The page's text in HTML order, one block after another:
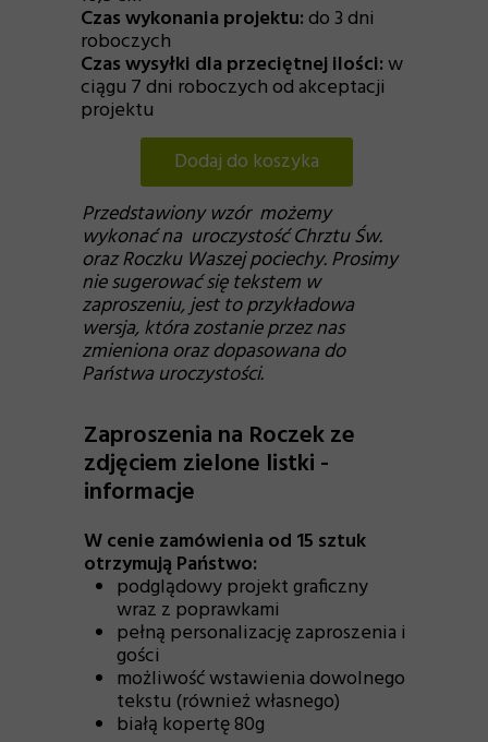
Przedstawiony wzór możemy
wykonać na uroczystość Chrztu Św.
oraz Roczku Waszej pociechy. Prosimy
nie sugerować się tekstem w
zaproszeniu, jest to przykładowa
wersja, która zostanie przez nas
zmieniona oraz dopasowana do
Państwa uroczystości.
Dodaj do koszyka
Czas wykonania projektu:do 3 dni
roboczych
Czas wysyłki dla przeciętnej ilości:w
ciągu 7 dni roboczych od akceptacji
projektu
Zaproszenia na Roczek ze
zdjęciem zielone listki -
informacje
W cenie zamówienia od 15 sztuk
otrzymują Państwo:
podglądowy projekt graficzny
wraz z poprawkami
pełną personalizację zaproszenia i
gości
możliwość wstawienia dowolnego
tekstu (również własnego)
białą kopertę 80g